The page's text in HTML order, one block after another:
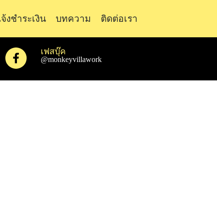
งชำระเงิน บทความ ติดต่อเรา
เฟสบุ๊ค
@monkeyvillawork